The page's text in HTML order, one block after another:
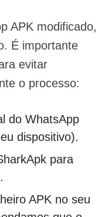
APK modificado,
É importante
evitar
o processo:
do WhatsApp
dispositivo).
para
.
APK no seu